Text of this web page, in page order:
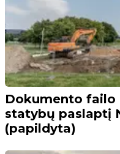
Dokumento failo
statybų paslaptį
(papildyta)